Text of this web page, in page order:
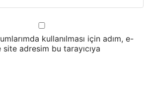
kullanılması için adım, e-
adresim bu tarayıcıya